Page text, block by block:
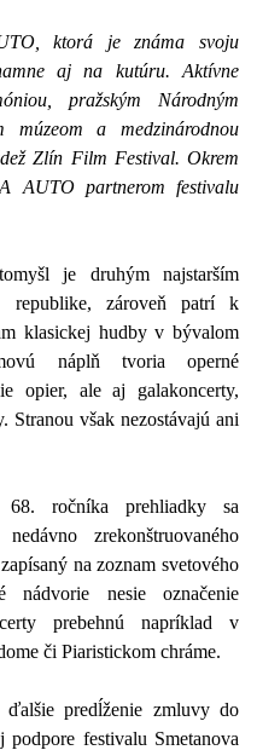
ktorá je známa svoju
aj na kutúru. Aktívne
pražským Národným
múzeom a medzinárodnou
Zlín Film Festival. Okrem
AUTO partnerom festivalu
je druhým najstarším
republike, zároveň patrí k
klasickej hudby v bývalom
náplň tvoria operné
opier, ale aj galakoncerty,
Stranou však nezostávajú ani
​​68. ročníka prehliadky sa
zrekonštruovaného
na zoznam svetového
nádvorie nesie označenie
prebehnú napríklad v
či Piaristickom chráme.
predĺženie zmluvy do
festivalu Smetanova